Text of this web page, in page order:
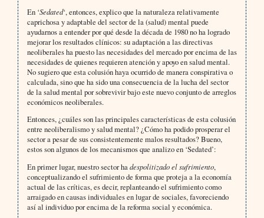
En ‘Sedated‘, entonces, explico que la naturaleza relativamente
caprichosa y adaptable del sector de la (salud) mental puede
ayudarnos a entender por qué desde la década de 1980 no ha logrado
mejorar los resultados clínicos: su adaptación a las directivas
neoliberales ha puesto las necesidades del mercado por encima de las
necesidades de quienes requieren atención y apoyo en salud mental.
No sugiero que esta colusión haya ocurrido de manera conspirativa o
calculada, sino que ha sido una consecuencia de la lucha del sector
de la salud mental por sobrevivir bajo este nuevo conjunto de arreglos
económicos neoliberales.
Entonces, ¿cuáles son las principales características de esta colusión
entre neoliberalismo y salud mental? ¿Cómo ha podido prosperar el
sector a pesar de sus consistentemente malos resultados? Bueno,
estos son algunos de los mecanismos que analizo en ‘Sedated’:
En primer lugar, nuestro sector hadespolitizado el sufrimiento,
conceptualizando el sufrimiento de forma que proteja a la economía
actual de las críticas, es decir, replanteando el sufrimiento como
arraigado en causas individuales en lugar de sociales, favoreciendo
así al individuo por encima de la reforma social y económica.